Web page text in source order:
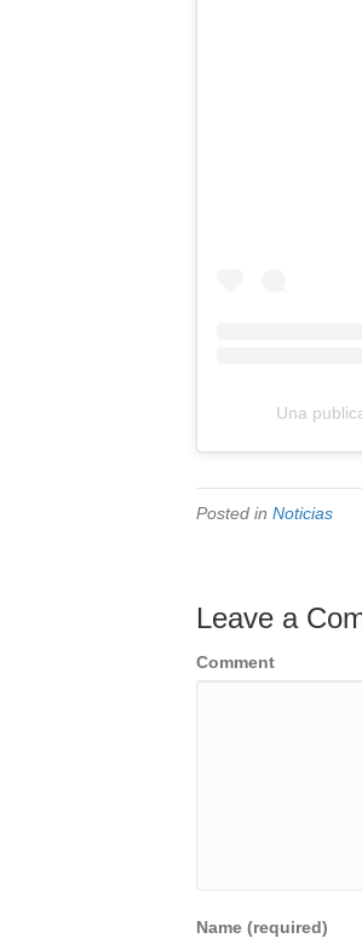
Una
Posted in Noticias
Leave a
Comment
Name (required)